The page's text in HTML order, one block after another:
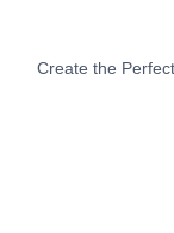
Create the